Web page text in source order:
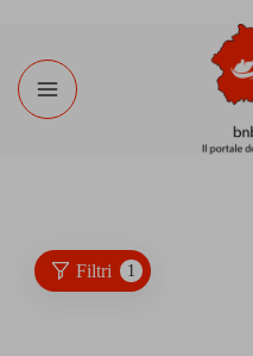
Filtri 1